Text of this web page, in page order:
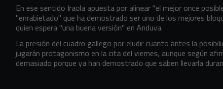
En ese sentido Iraola apuesta por alinear "el mejor once
"enrabietado" que ha demostrado ser uno de los mejores
quien espera "una buena versión" en Anduva.
La presión del cuadro gallego por eludir cuanto antes la
jugarán protagonismo en la cita del viernes, aunque según
demasiado porque ya han demostrado que saben llevarla